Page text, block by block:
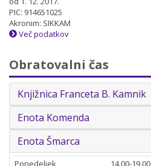
PIC: 914651025
Akronim: SIKKAM
Več podatkov
Obratovalni čas
Knjižnica Franceta B. Kamnik
Enota Komenda
Enota Šmarca
Ponedeljek
14.00-19.00